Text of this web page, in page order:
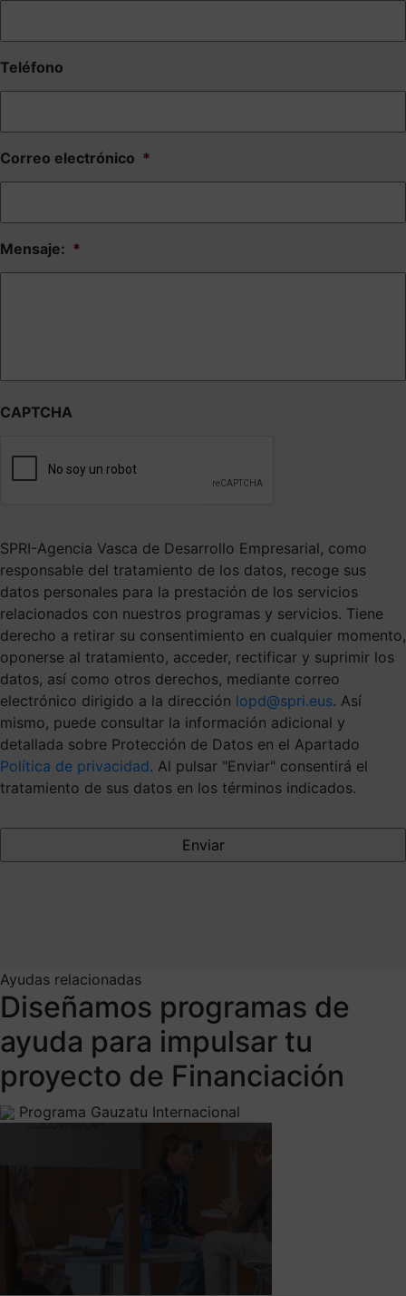
Teléfono
Correo electrónico *
Mensaje: *
CAPTCHA
SPRI-Agencia Vasca de Desarrollo Empresarial, como
responsable del tratamiento de los datos, recoge sus
datos personales para la prestación de los servicios
relacionados con nuestros programas y servicios. Tiene
derecho a retirar su consentimiento en cualquier momento,
oponerse al tratamiento, acceder, rectificar y suprimir los
datos, así como otros derechos, mediante correo
electrónico dirigido a la dirección lopd@spri.eus. Así
mismo, puede consultar la información adicional y
detallada sobre Protección de Datos en el Apartado
Política de privacidad. Al pulsar "Enviar" consentirá el
tratamiento de sus datos en los términos indicados.
Ayudas relacionadas
Diseñamos programas de
ayuda para impulsar tu
proyecto de Financiación
Programa Gauzatu Internacional